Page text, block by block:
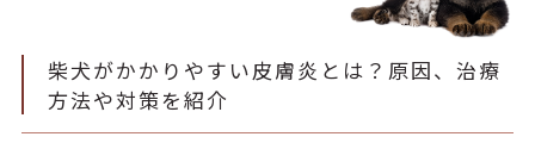
柴犬がかかりやすい皮膚炎とは？原因、治療
方法や対策を紹介